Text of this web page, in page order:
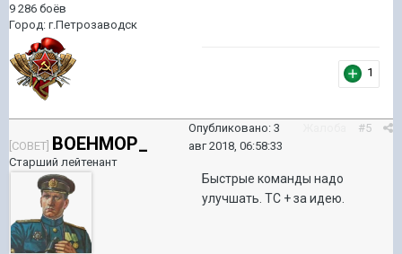
9 286 боёв
Город: г.Петрозаводск
1
[COBET] BOEHMOP_
Старший лейтенант
#5
Опубликовано: 3
авг 2018, 06:58:33
Быстрые команды надо
улучшать. ТС + за идею.